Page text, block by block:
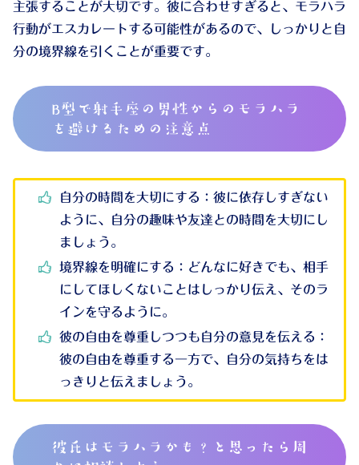
主張することが大切です。彼に合わせすぎると、モラハラ
行動がエスカレートする可能性があるので、しっかりと自
分の境界線を引くことが重要です。
B型で射手座の男性からのモラハラ
を避けるための注意点
自分の時間を大切にする ：彼に依存しすぎない
ように、自分の趣味や友達との時間を大切にし
ましょう。
境界線を明確にする ：どんなに好きでも、相手
にしてほしくないことはしっかり伝え、そのラ
インを守るように。
彼の自由を尊重しつつも自分の意見を伝える ：
彼の自由を尊重する一方で、自分の気持ちをは
っきりと伝えましょう。
彼氏はモラハラかも？と思ったら周